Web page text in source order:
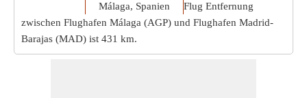
Málaga, Spanien
Flug Entfernung
zwischen Flughafen Málaga (AGP) und Flughafen Madrid-
Barajas (MAD) ist 431 km.